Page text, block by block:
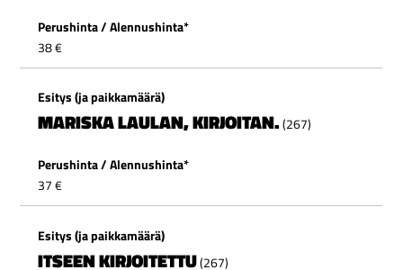
38 €
MARISKALAULAN, KIRJOITAN.(267)
37 €
ITSEEN KIRJOITETTU(267)